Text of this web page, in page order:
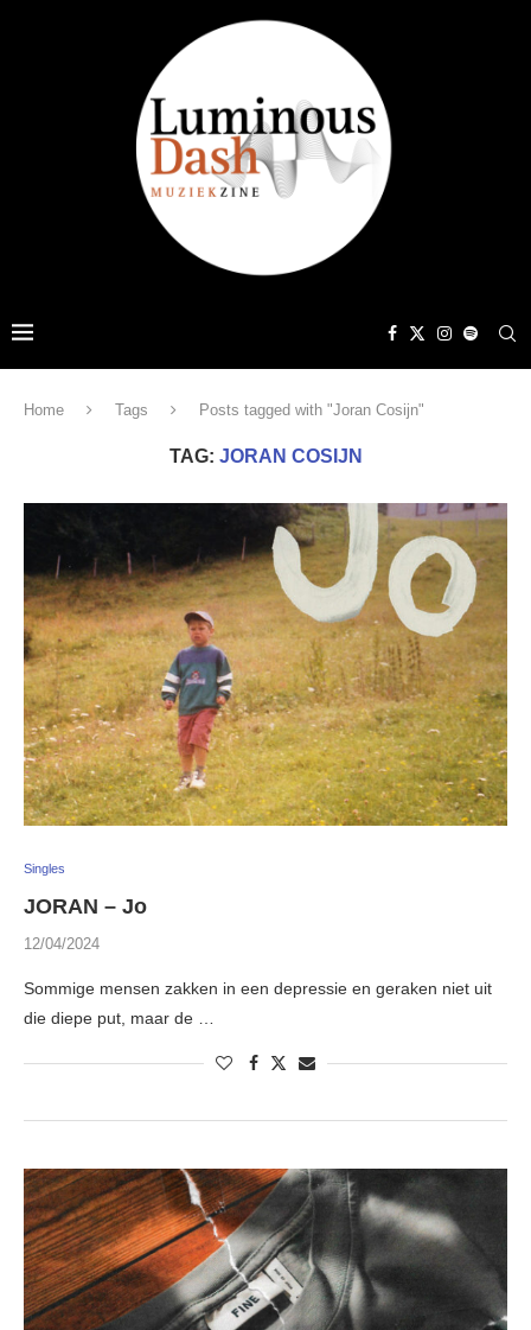
Home Tags Posts tagged with "Joran Cosijn"
TAG: JORAN COSIJN
Singles
JORAN – Jo
12/04/2024
Sommige mensen zakken in een depressie en geraken niet uit
die diepe put, maar de …